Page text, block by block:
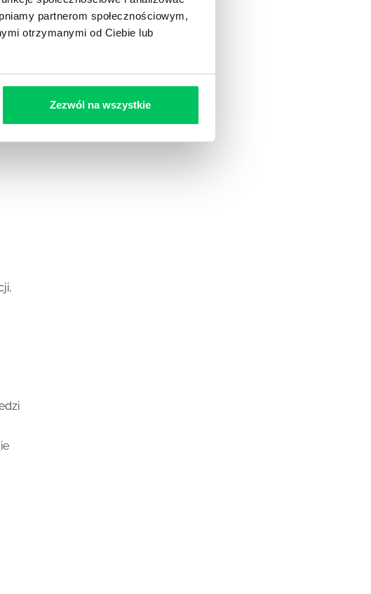
partnerom społecznościowym,
otrzymanymi od Ciebie lub
Zezwól na wszystkie